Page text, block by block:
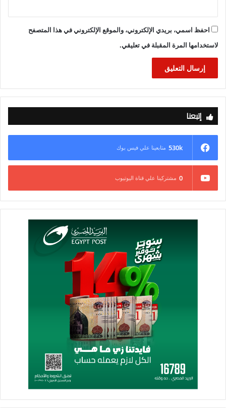
احفظ اسمي، بريدي الإلكتروني، والموقع الإلكتروني في هذا المتصفح
لاستخدامها المرة المقبلة في تعليقي.
إتبعنا
530k متابعينا علي فيس بوك
0 مشتركينا علي قناة اليوتيوب